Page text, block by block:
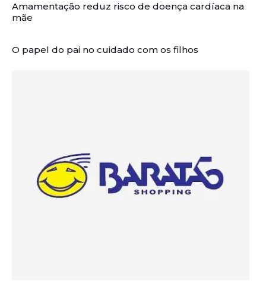
Amamentação reduz risco de doença cardíaca na
mãe
O papel do pai no cuidado com os filhos
Artigos Relacionados: